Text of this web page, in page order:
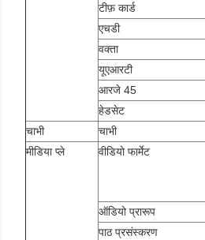
टीफ़ कार्ड
एचडी
वक्ता
यूएआरटी
आरजे 45
हेडसेट
चाभी
चाभी
मीडिया प्ले
वीडियो फार्मेट
ऑडियो प्रारूप
पाठ प्रसंस्करण